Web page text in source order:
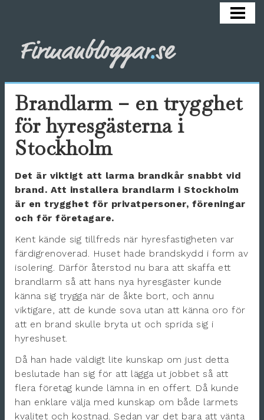
HÄLSA
KARRIÄR
REKRYTERA
Brandlarm – en trygghet
för hyresgästerna i
Stockholm
Det är viktigt att larma brandkår snabbt vid
brand. Att installera brandlarm i Stockholm
är en trygghet för privatpersoner, föreningar
och för företagare.
Kent kände sig tillfreds när hyresfastigheten var
färdigrenoverad. Huset hade brandskydd i form av
isolering. Därför återstod nu bara att skaffa ett
brandlarm så att hans nya hyresgäster kunde
känna sig trygga när de åkte bort, och ännu
viktigare, att de kunde sova utan att känna oro för
att en brand skulle bryta ut och sprida sig i
hyreshuset.
Då han hade väldigt lite kunskap om just detta
beslutade han sig för att lägga ut jobbet så att
flera företag kunde lämna in en offert. Då kunde
han enklare välja med kunskap om både larmets
kvalitet och kostnad. Sedan var det bara att vänta